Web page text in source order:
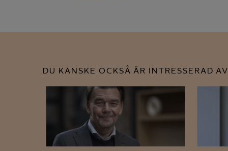
DU KANSKE OCKSÅ ÄR INTRESSERAD